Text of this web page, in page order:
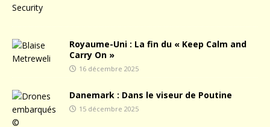
Royaume-Uni : La fin du « Keep Calm and
Carry On »
16 décembre 2025
Danemark : Dans le viseur de Poutine
15 décembre 2025